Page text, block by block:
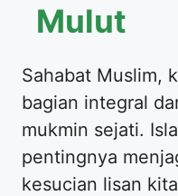
Mulut
Sahabat Muslim,
bagian integral
mukmin sejati.
pentingnya
kesucian lisan